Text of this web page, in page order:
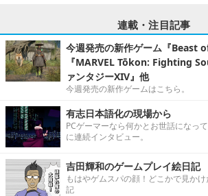
連載・注目記事
今週発売の新作ゲーム『Beast
『MARVEL Tōkon: Fighting
ァンタジーXIV』他
今週発売の新作ゲームはこちら。
有志日本語化の現場から
PCゲーマーなら何かとお世話になっ
に連続インタビュー。
吉田輝和のゲームプレイ絵日記
もはやゲムスパの顔！どこかで見か
記